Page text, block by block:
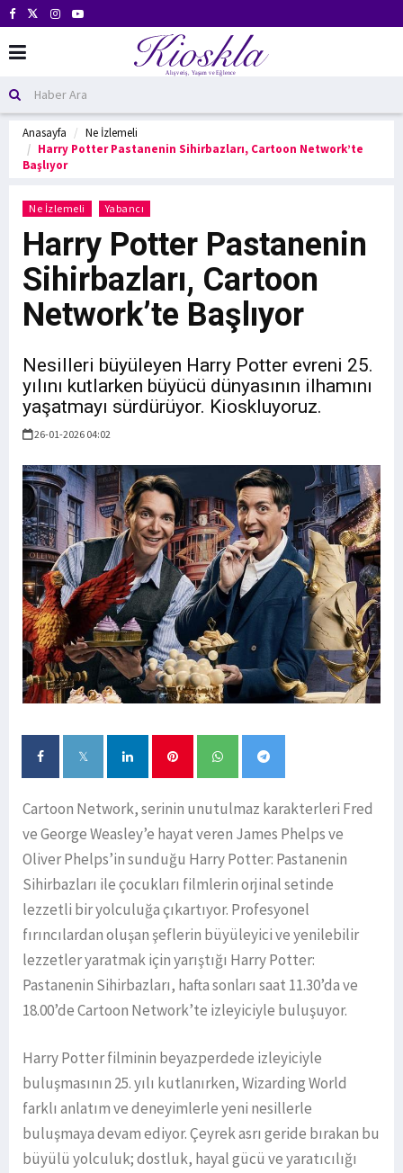
Anasayfa
Ne İzlemeli
Harry Potter Pastanenin Sihirbazları, Cartoon Network’te
Başlıyor
Ne İzlemeli Yabancı
Harry Potter Pastanenin
Sihirbazları, Cartoon
Network’te Başlıyor
Nesilleri büyüleyen Harry Potter evreni 25.
yılını kutlarken büyücü dünyasının ilhamını
yaşatmayı sürdürüyor. Kioskluyoruz.
26-01-2026 04:02
Cartoon Network, serinin unutulmaz karakterleri Fred
ve George Weasley’e hayat veren James Phelps ve
Oliver Phelps’in sunduğu Harry Potter: Pastanenin
Sihirbazları ile çocukları filmlerin orjinal setinde
lezzetli bir yolculuğa çıkartıyor. Profesyonel
fırıncılardan oluşan şeflerin büyüleyici ve yenilebilir
lezzetler yaratmak için yarıştığı Harry Potter:
Pastanenin Sihirbazları, hafta sonları saat 11.30’da ve
18.00’de Cartoon Network’te izleyiciyle buluşuyor.
Harry Potter filminin beyazperdede izleyiciyle
buluşmasının 25. yılı kutlanırken, Wizarding World
farklı anlatım ve deneyimlerle yeni nesillerle
buluşmaya devam ediyor. Çeyrek asrı geride bırakan bu
büyülü yolculuk; dostluk, hayal gücü ve yaratıcılığı